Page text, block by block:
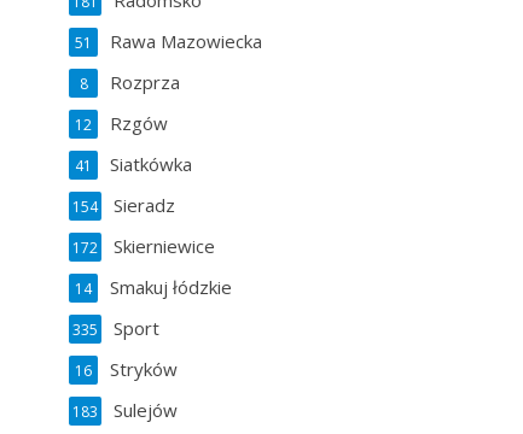
Rawa Mazowiecka
51
Rozprza
8
Rzgów
12
Siatkówka
41
Sieradz
154
Skierniewice
172
Smakuj łódzkie
14
Sport
335
Stryków
16
Sulejów
183